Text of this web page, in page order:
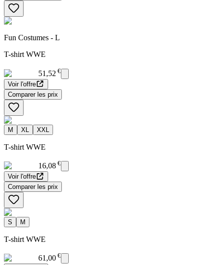
Fun Costumes - L
T-shirt WWE
51,52 €
Voir l'offre
Comparer les prix
M XL XXL
T-shirt WWE
16,08 €
Voir l'offre
Comparer les prix
S M
T-shirt WWE
61,00 €